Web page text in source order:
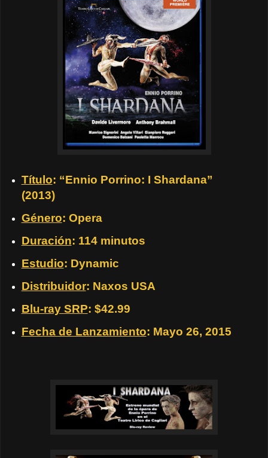
Título: “Ennio Porrino: I Shardana”
(2013)
Género: Opera
Duración: 114 minutos
Estudio: Dynamic
Distribuidor: Naxos USA
Blu-ray SRP: $42.99
Fecha de Lanzamiento: Mayo 26, 2015